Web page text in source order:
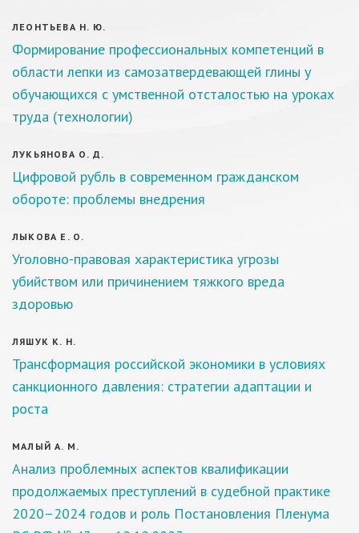
ЛЕОНТЬЕВА Н. Ю.
Формирование профессиональных компетенций в
области лепки из самозатвердевающей глины у
обучающихся с умственной отсталостью на уроках
труда (технологии)
ЛУКЬЯНОВА О. Д.
Цифровой рубль в современном гражданском
обороте: проблемы внедрения
ЛЫКОВА Е. О.
Уголовно-правовая характеристика угрозы
убийством или причинением тяжкого вреда
здоровью
ЛЯШУК К. Н.
Трансформация российской экономики в условиях
санкционного давления: стратегии адаптации и
роста
МАЛЫЙ А. М.
Анализ проблемных аспектов квалификации
продолжаемых преступлений в судебной практике
2020–2024 годов и роль Постановления Пленума